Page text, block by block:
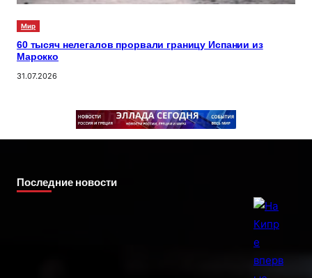
Мир
60 тысяч нелегалов прорвали границу Испании из
Марокко
31.07.2026
Последние новости